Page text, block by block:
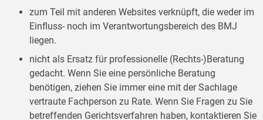
zum Teil mit anderen Websites verknüpft, die weder im
Einfluss- noch im Verantwortungsbereich des BMJ
liegen.
nicht als Ersatz für professionelle (Rechts-)Beratung
gedacht. Wenn Sie eine persönliche Beratung
benötigen, ziehen Sie immer eine mit der Sachlage
vertraute Fachperson zu Rate. Wenn Sie Fragen zu Sie
betreffenden Gerichtsverfahren haben, kontaktieren Sie